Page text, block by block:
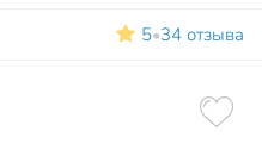
5•34 отзыва